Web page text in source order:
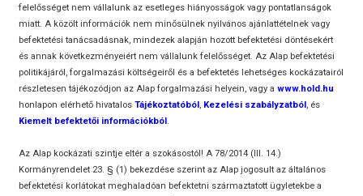
felelősséget nem vállalunk az esetleges hiányosságok vagy pontatlanságok
miatt. A közölt információk nem minősülnek nyilvános ajánlattételnek vagy
befektetési tanácsadásnak, mindezek alapján hozott befektetési döntésekért
és annak következményeiért nem vállalunk felelősséget. Az Alap befektetési
politikájáról, forgalmazási költségeiről és a befektetés lehetséges kockázatairól
részletesen tájékozódjon az Alap forgalmazási helyein, vagy a www.hold.hu
honlapon elérhető hivatalos Tájékoztatóból, Kezelési szabályzatból, és
Kiemelt befektetői információkból.
Az Alap kockázati szintje eltér a szokásostól! A 78/2014 (III. 14.)
Kormányrendelet 23. § (1) bekezdése szerint az Alap jogosult az általános
befektetési korlátokat meghaladóan befektetni származtatott ügyletekbe a